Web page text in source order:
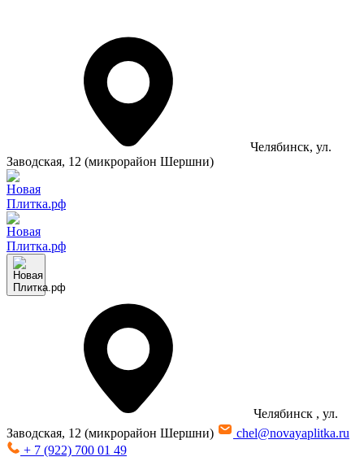
Челябинск, ул.
Заводская, 12 (микрорайон Шершни)
Челябинск , ул.
Заводская, 12 (микрорайон Шершни)
chel@novayaplitka.ru
+ 7 (922) 700 01 49